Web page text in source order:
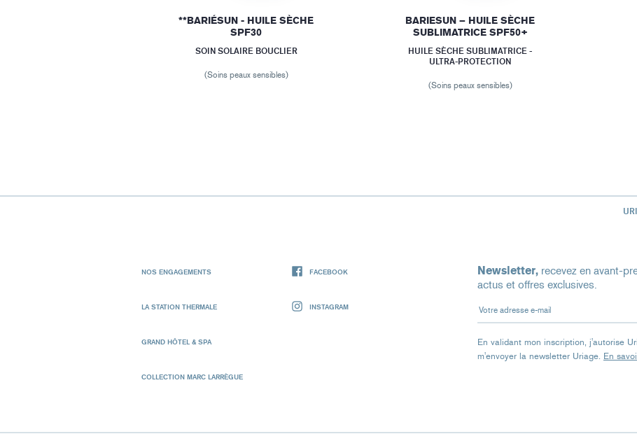
**BARIÉSUN - HUILE SÈCHE
SPF30
SOIN SOLAIRE BOUCLIER
(Soins peaux sensibles)
BARIESUN – HUILE SÈCHE
SUBLIMATRICE SPF50+
HUILE SÈCHE SUBLIMATRICE -
ULTRA-PROTECTION
(Soins peaux sensibles)
NOS ENGAGEMENTS
LA STATION THERMALE
GRAND HÔTEL & SPA
COLLECTION MARC LARRÈGUE
FACEBOOK
INSTAGRAM
Newsletter, recevez en avant-
actus et offres exclusives.
Votre adresse e-mail
En validant mon inscription, j'autorise
m'envoyer la newsletter Uriage. En